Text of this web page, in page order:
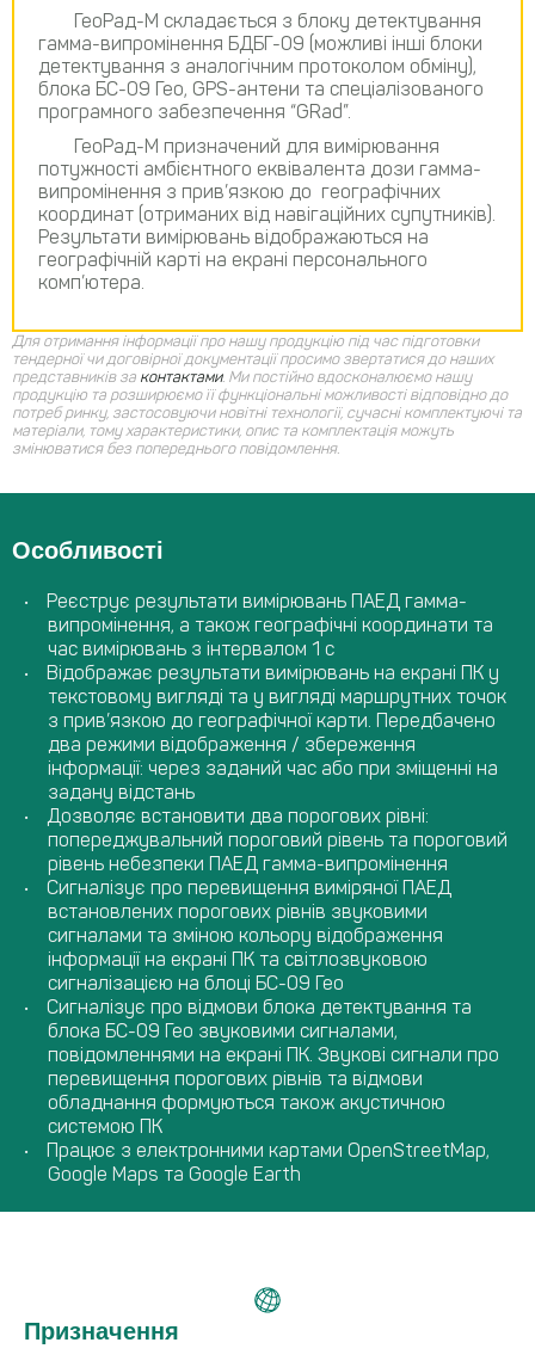
ГеоРад-М складається з блоку детектування
гамма-випромінення БДБГ-09 (можливі інші блоки
детектування з аналогічним протоколом обміну),
блока БС-09 Гео, GPS-антени та спеціалізованого
програмного забезпечення “GRad”.
ГеоРад-М призначений для вимірювання
потужностi амбієнтного еквiвалента дози гамма-
випромінення з прив’язкою до географічних
координат (отриманих від навігаційних супутників).
Результати вимірювань відображаються на
географічній карті на екрані персонального
комп’ютера.
Для отримання інформації про нашу продукцію під час підготовки
тендерної чи договірної документації просимо звертатися до наших
представників за контактами. Ми постійно вдосконалюємо нашу
продукцію та розширюємо її функціональні можливості відповідно до
потреб ринку, застосовуючи новітні технології, сучасні комплектуючі та
матеріали, тому характеристики, опис та комплектація можуть
змінюватися без попереднього повідомлення.
Особливості
Реєструє результати вимірювань ПАЕД гамма-
випромінення, а також географічні координати та
час вимірювань з інтервалом 1 с
Відображає результати вимірювань на екрані ПК у
текстовому вигляді та у вигляді маршрутних точок
з прив’язкою до географічної карти. Передбачено
два режими відображення / збереження
інформації: через заданий час або при зміщенні на
задану відстань
Дозволяє встановити два порогових рівні:
попереджувальний пороговий рівень та пороговий
рівень небезпеки ПАЕД гамма-випромінення
Сигналізує про перевищення виміряної ПАЕД
встановлених порогових рівнів звуковими
сигналами та зміною кольору відображення
інформації на екрані ПК та світлозвуковою
сигналізацією на блоці БС-09 Гео
Сигналізує про відмови блока детектування та
блока БС-09 Гео звуковими сигналами,
повідомленнями на екрані ПК. Звукові сигнали про
перевищення порогових рівнів та відмови
обладнання формуються також акустичною
системою ПК
Працює з електронними картами OpenStreetMap,
Google Maps та Google Earth
Призначення